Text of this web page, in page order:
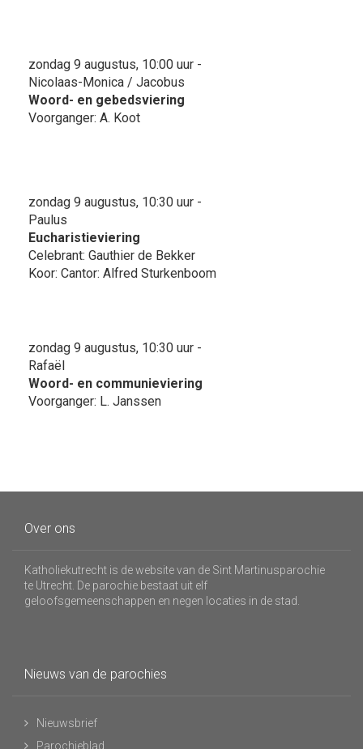
zondag 9 augustus, 10:00 uur -
Nicolaas-Monica / Jacobus
Woord- en gebedsviering
Voorganger: A. Koot
zondag 9 augustus, 10:30 uur -
Paulus
Eucharistieviering
Celebrant: Gauthier de Bekker
Koor: Cantor: Alfred Sturkenboom
zondag 9 augustus, 10:30 uur -
Rafaël
Woord- en communieviering
Voorganger: L. Janssen
Over ons
Katholiekutrecht is de website van de Sint Martinusparochie
te Utrecht. De parochie bestaat uit elf
geloofsgemeenschappen en negen locaties in de stad.
Nieuws van de parochies
Nieuwsbrief
Parochieblad